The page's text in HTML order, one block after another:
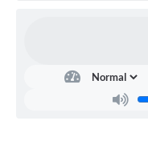
Carta de Serviços